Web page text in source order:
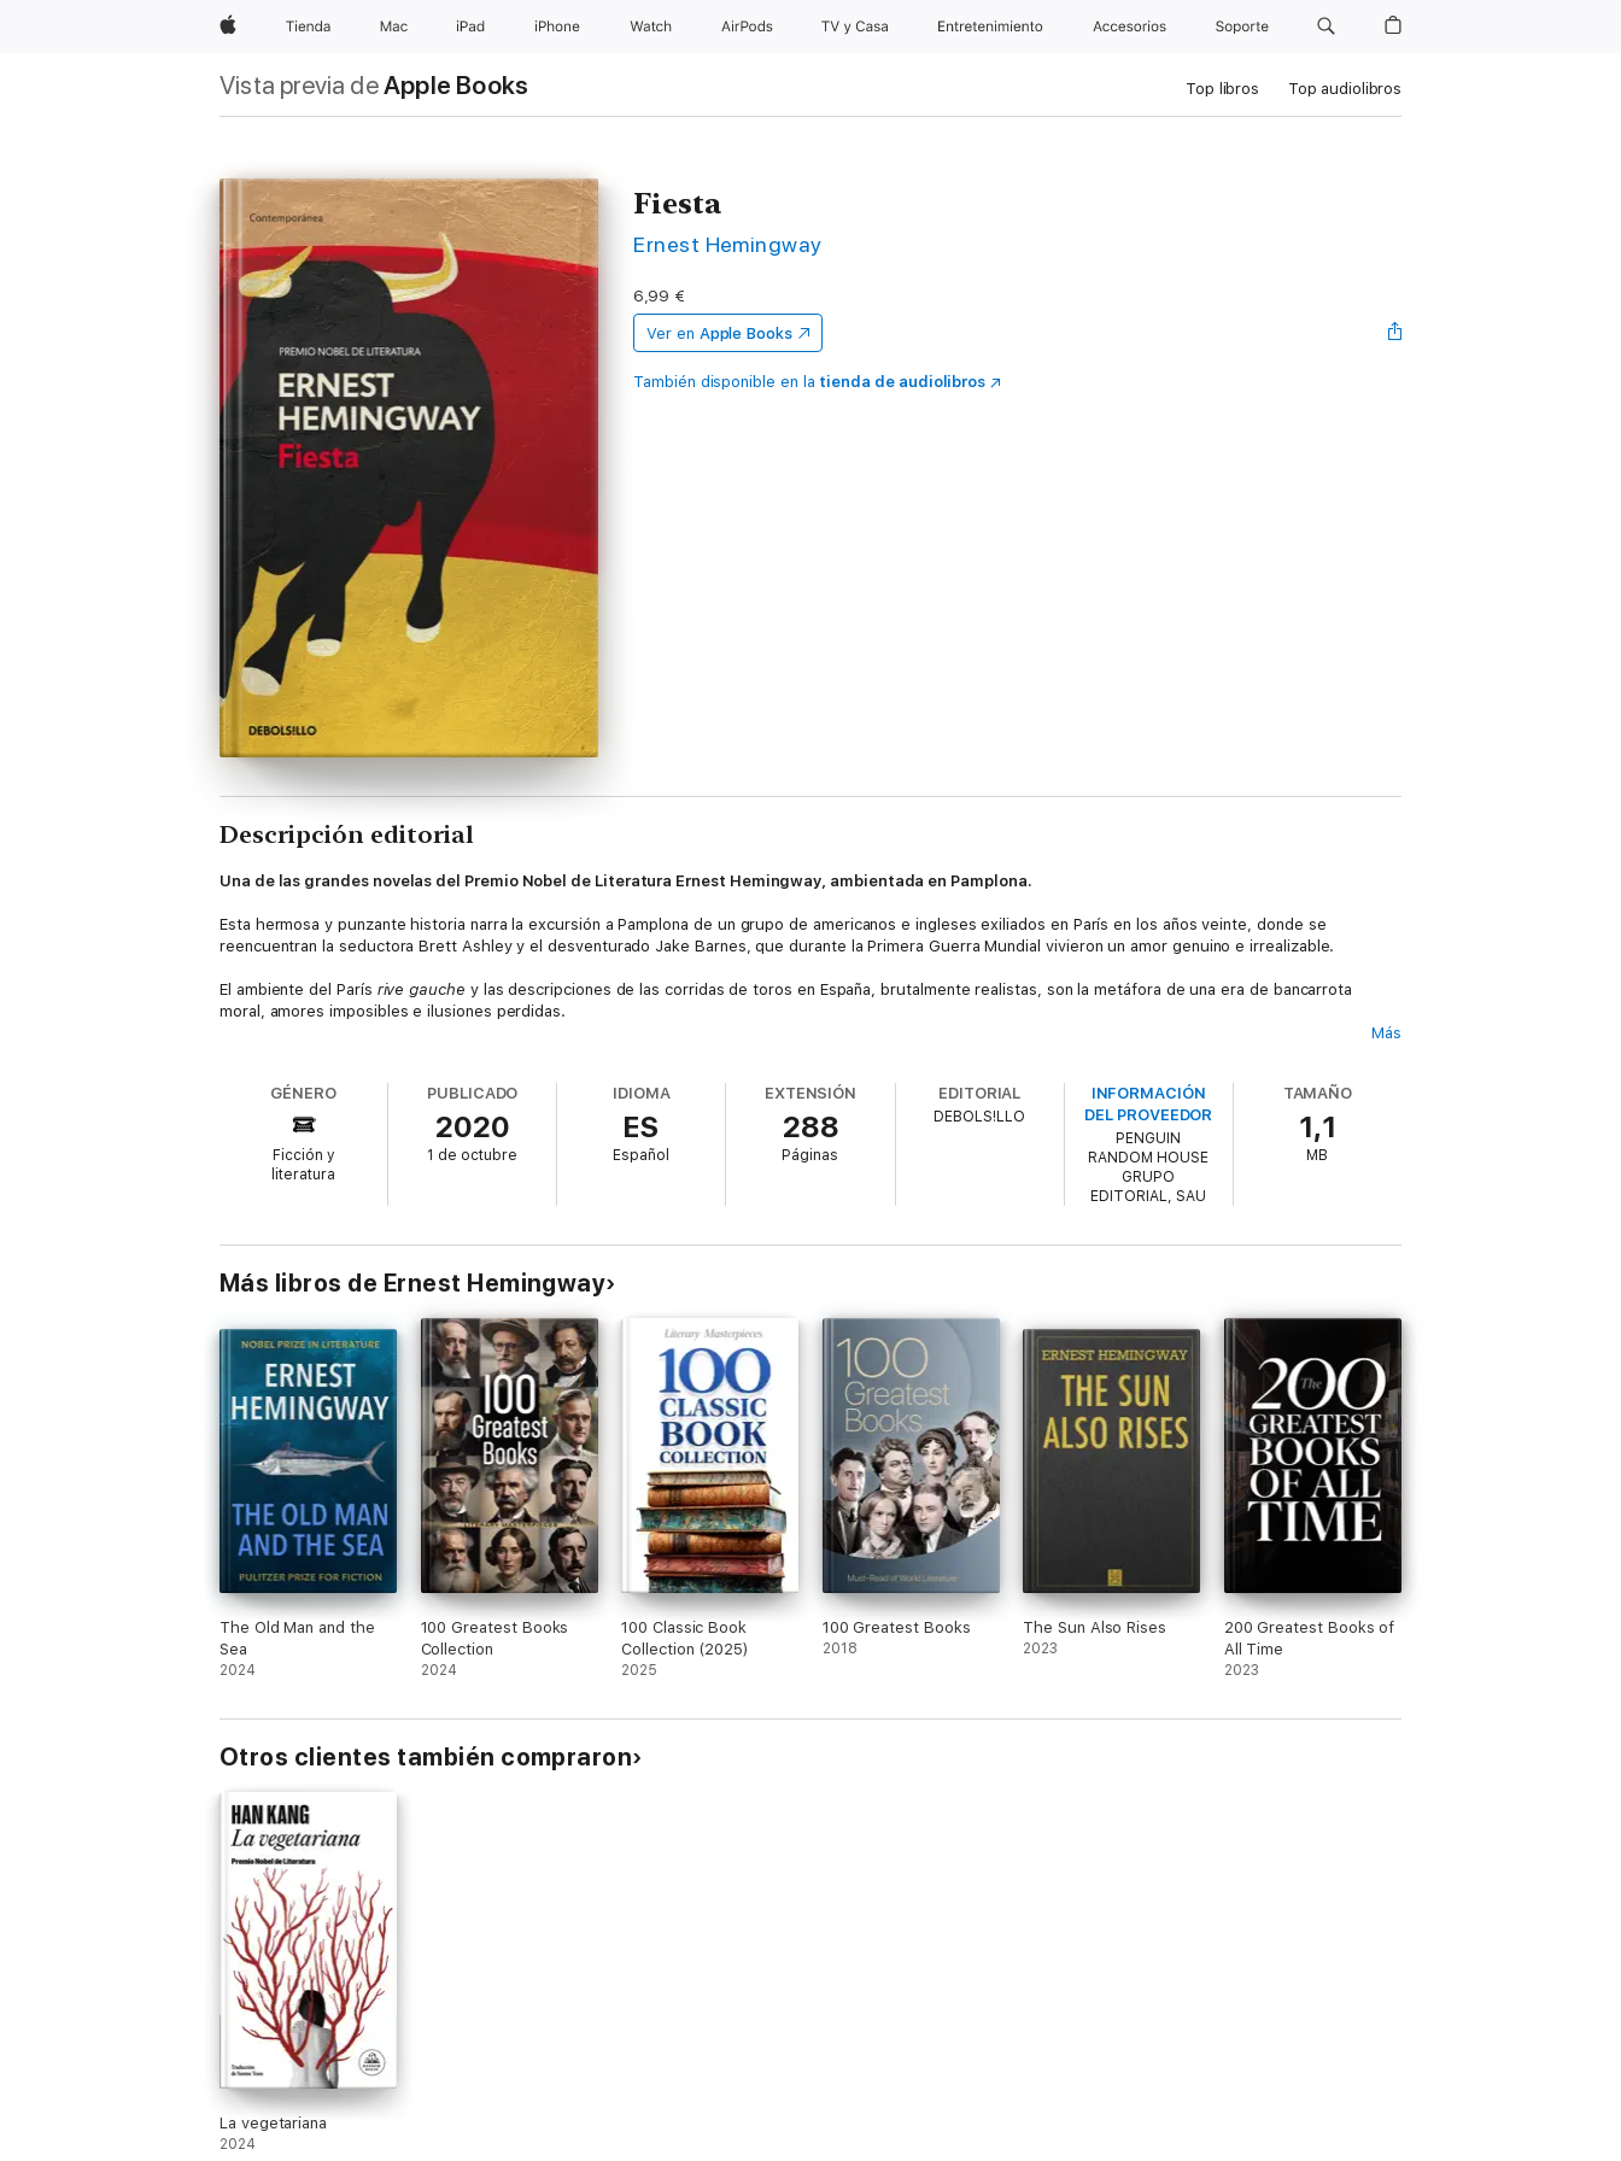
AppleTienda Mac iPad iPhone Watch AirPods TV y Casa Entretenimiento Accesorios Soporte
Vista previa deApple Books Top libros Top audiolibros
Fiesta
Ernest Hemingway
6,99 €
Ver en Apple Books
También disponible en la tienda de audiolibros
Descripción editorial
Una de las grandes novelas del Premio Nobel de Literatura Ernest Hemingway, ambientada en Pamplona.
Esta hermosa y punzante historia narra la excursión a Pamplona de un grupo de americanos e ingleses exiliados en París en los años veinte, donde se
reencuentran la seductora Brett Ashley y el desventurado Jake Barnes, que durante la Primera Guerra Mundial vivieron un amor genuino e irrealizable.
El ambiente del París rive gauche y las descripciones de las corridas de toros en España, brutalmente realistas, son la metáfora de una era de bancarrota
moral, amores imposibles e ilusiones perdidas.
Fiestamarcó el comienzo de una era... En 1926 Ernest Hemingway se convirtió en vocero de una generación que sólo podía estar orgullosa de sus heridas. Y
ya nada sería como antes.»
Juan Villoro
Más
GÉNERO
Ficción y
literatura
PUBLICADO
2020
1 de octubre
IDIOMA
ES
Español
EXTENSIÓN
288
Páginas
EDITORIAL
DEBOLS!LLO
INFORMACIÓN
DEL PROVEEDOR
PENGUIN
RANDOM HOUSE
GRUPO
EDITORIAL, SAU
TAMAÑO
1,1
MB
Más libros de Ernest Hemingway
The Old Man and the
Sea
2024
100 Greatest Books
Collection
2024
100 Classic Book
Collection (2025)
2025
100 Greatest Books
2018
The Sun Also Rises
2023
200 Greatest Books of
All Time
2023
Otros clientes también compraron
La vegetariana
2024